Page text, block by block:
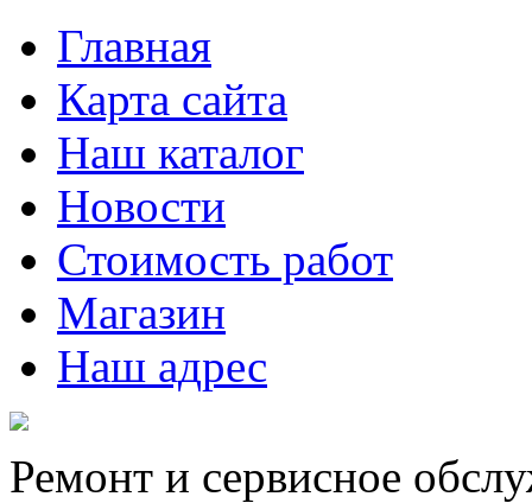
Главная
Карта сайта
Наш каталог
Новости
Стоимость работ
Магазин
Наш адрес
Ремонт и сервисное